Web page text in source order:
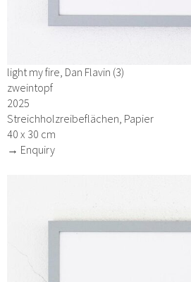
light my fire, Dan Flavin (3)
zweintopf
2025
Streichholzreibeflächen, Papier
40 x 30 cm
→ Enquiry